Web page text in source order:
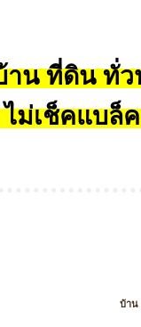
น ที่ดิน ทั่ว
ไม่เช็คแบล็
บ้าน